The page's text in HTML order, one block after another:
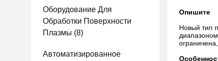
Оборудование Для
Обработки Поверхности
Плазмы (8)
Автоматизированное
Опишите
Новый тип